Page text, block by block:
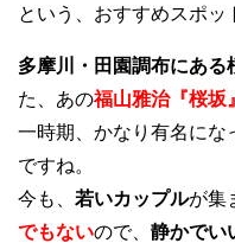
という、おすすめスポッ
多摩川・田園調布にある
た、あの福山雅治『桜坂
一時期、かなり有名にな
ですね。
今も、 若いカップルが集
でもないので、 静かでい